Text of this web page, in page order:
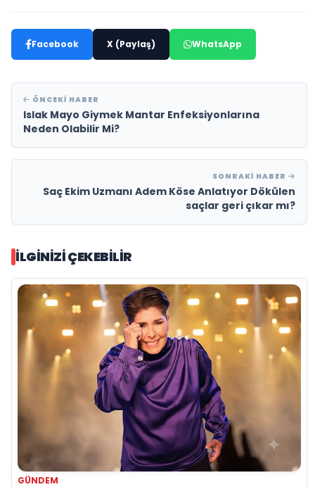
Facebook X (Paylaş) WhatsApp
ÖNCEKI HABER
Islak Mayo Giymek Mantar Enfeksiyonlarına
Neden Olabilir Mi?
SONRAKI HABER
Saç Ekim Uzmanı Adem Köse Anlatıyor Dökülen
saçlar geri çıkar mı?
İLGINIZI ÇEKEBILIR
GÜNDEM